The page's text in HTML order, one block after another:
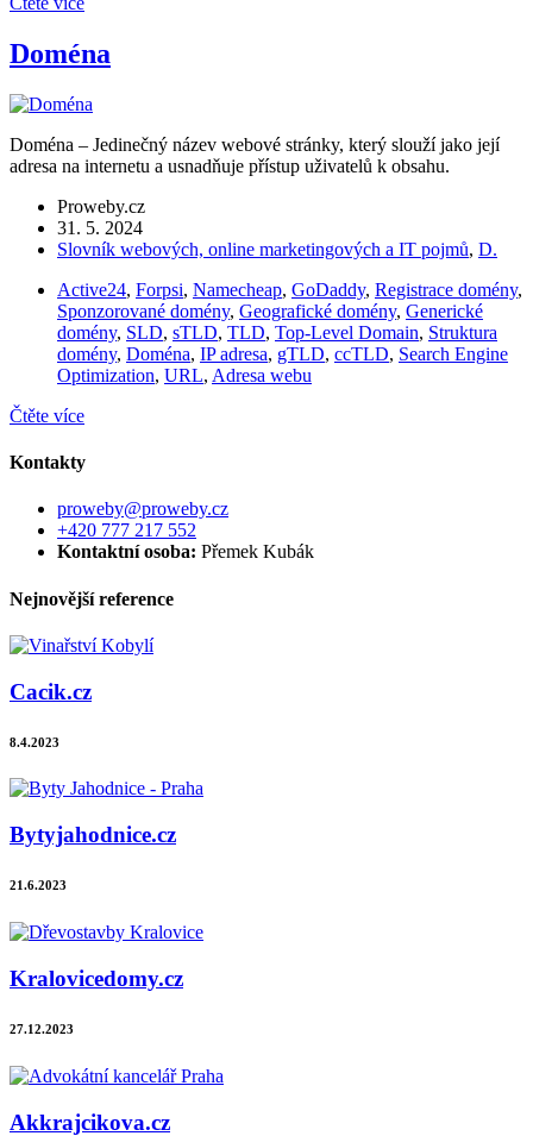
Doména
Doména – Jedinečný název webové stránky, který slouží jako její
adresa na internetu a usnadňuje přístup uživatelů k obsahu.
Proweby.cz
31. 5. 2024
Slovník webových, online marketingových a IT pojmů, D.
Active24, Forpsi, Namecheap, GoDaddy, Registrace domény,
Sponzorované domény, Geografické domény, Generické
domény, SLD, sTLD, TLD, Top-Level Domain, Struktura
domény, Doména, IP adresa, gTLD, ccTLD, Search Engine
Optimization, URL, Adresa webu
Čtěte více
Kontakty
proweby@proweby.cz
+420 777 217 552
Kontaktní osoba: Přemek Kubák
Nejnovější reference
Cacik.cz
8.4.2023
Bytyjahodnice.cz
21.6.2023
Kralovicedomy.cz
27.12.2023
Akkrajcikova.cz